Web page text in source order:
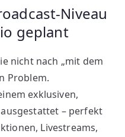
Niveau
geplant
nicht nach „mit dem
Problem.
exklusiven,
– perfekt
Livestreams,